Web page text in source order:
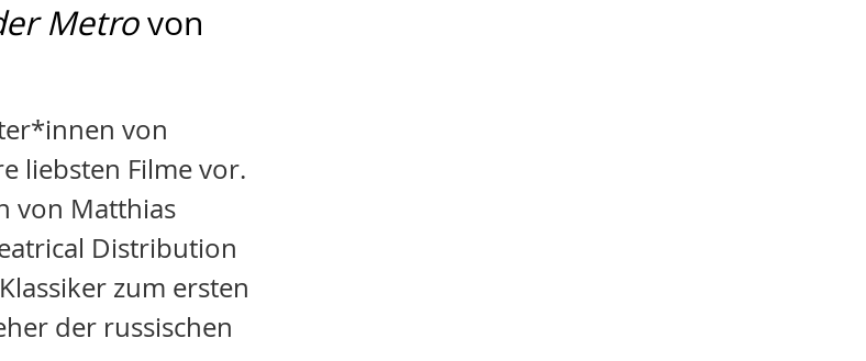
Metrovon
von
liebsten Filme vor.
von Matthias
Distribution
zum ersten
der russischen